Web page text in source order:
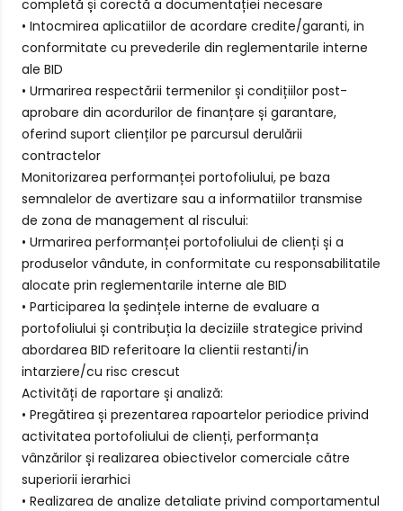
completă și corectă a documentației necesare
• Intocmirea aplicatiilor de acordare credite/garanti, in
conformitate cu prevederile din reglementarile interne
ale BID
• Urmarirea respectării termenilor și condițiilor post-
aprobare din acordurilor de finanțare și garantare,
oferind suport clienților pe parcursul derulării
contractelor
Monitorizarea performanței portofoliului, pe baza
semnalelor de avertizare sau a informatiilor transmise
de zona de management al riscului:
• Urmarirea performanței portofoliului de clienți și a
produselor vândute, in conformitate cu responsabilitatile
alocate prin reglementarile interne ale BID
• Participarea la ședințele interne de evaluare a
portofoliului și contribuția la deciziile strategice privind
abordarea BID referitoare la clientii restanti/in
intarziere/cu risc crescut
Activități de raportare și analiză:
• Pregătirea și prezentarea rapoartelor periodice privind
activitatea portofoliului de clienți, performanța
vânzărilor și realizarea obiectivelor comerciale către
superiorii ierarhici
• Realizarea de analize detaliate privind comportamentul